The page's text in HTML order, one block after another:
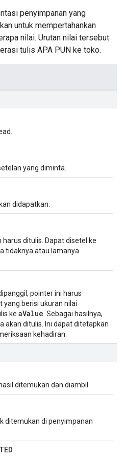
penyimpanan yang
untuk mempertahankan
nilai. Urutan nilai tersebut
tulis APA PUN ke toko.
yang diminta.
didapatkan.
ditulis. Dapat disetel ke
tidaknya atau lamanya
pointer ini harus
yang berisi ukuran nilai
ke aValue . Sebagai hasilnya,
akan ditulis. Ini dapat ditetapkan
kehadiran.
ditemukan dan diambil.
ditemukan di penyimpanan